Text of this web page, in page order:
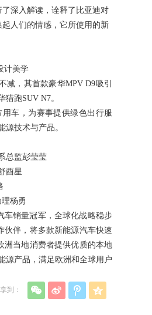
深入解读，诠释了比亚迪对
人们的情感，它所使用的新
计美学
，其首款豪华MPV D9吸引
跑SUV N7。
车，为赛事提供绿色出行服
技术与产品。
总监彭莹莹
酉星
杨勇
车销量冠军，全球化战略稳步
伙伴，将多款新能源汽车快速
洲当地消费者提供优质的本地
源产品，满足欧洲和全球用户
到：